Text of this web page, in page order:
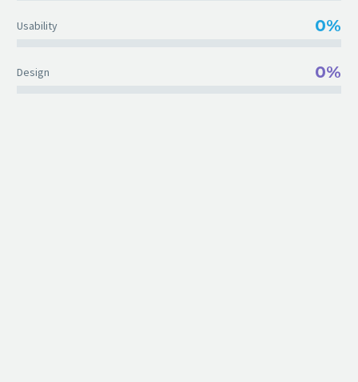
Usability 0%
Design 0%